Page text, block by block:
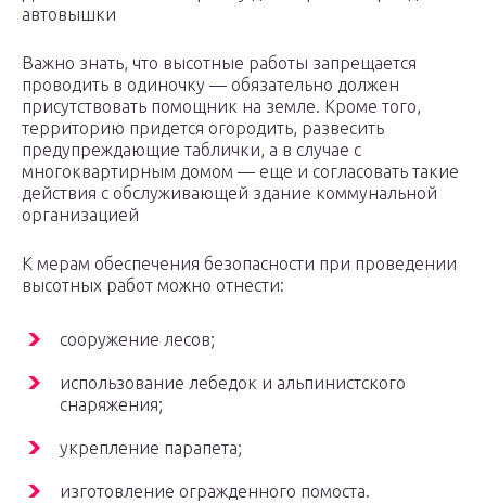
автовышки
Важно знать, что высотные работы запрещается
проводить в одиночку — обязательно должен
присутствовать помощник на земле. Кроме того,
территорию придется огородить, развесить
предупреждающие таблички, а в случае с
многоквартирным домом — еще и согласовать такие
действия с обслуживающей здание коммунальной
организацией
К мерам обеспечения безопасности при проведении
высотных работ можно отнести:
сооружение лесов;
использование лебедок и альпинистского
снаряжения;
укрепление парапета;
изготовление огражденного помоста.